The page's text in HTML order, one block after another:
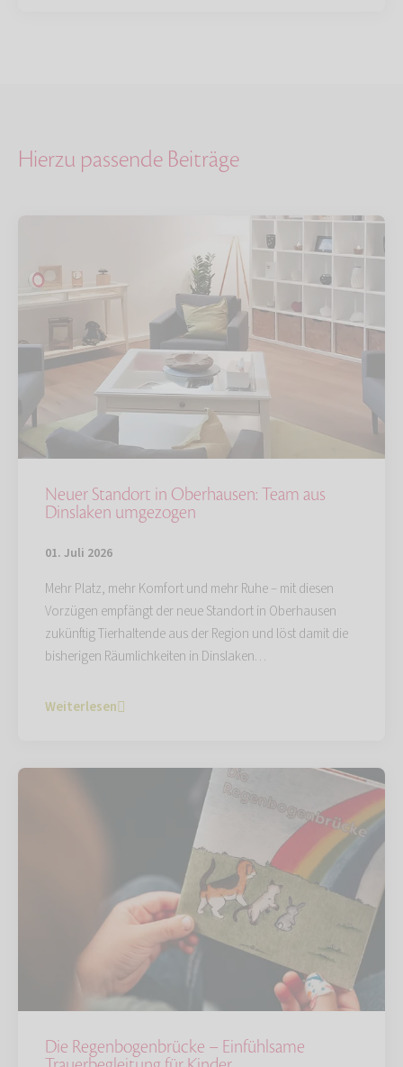
Hierzu passende Beiträge
Neuer Standort in Oberhausen: Team aus
Dinslaken umgezogen
01. Juli 2026
Mehr Platz, mehr Komfort und mehr Ruhe – mit diesen
Vorzügen empfängt der neue Standort in Oberhausen
zukünftig Tierhaltende aus der Region und löst damit die
bisherigen Räumlichkeiten in Dinslaken…
Weiterlesen
Die Regenbogenbrücke – Einfühlsame